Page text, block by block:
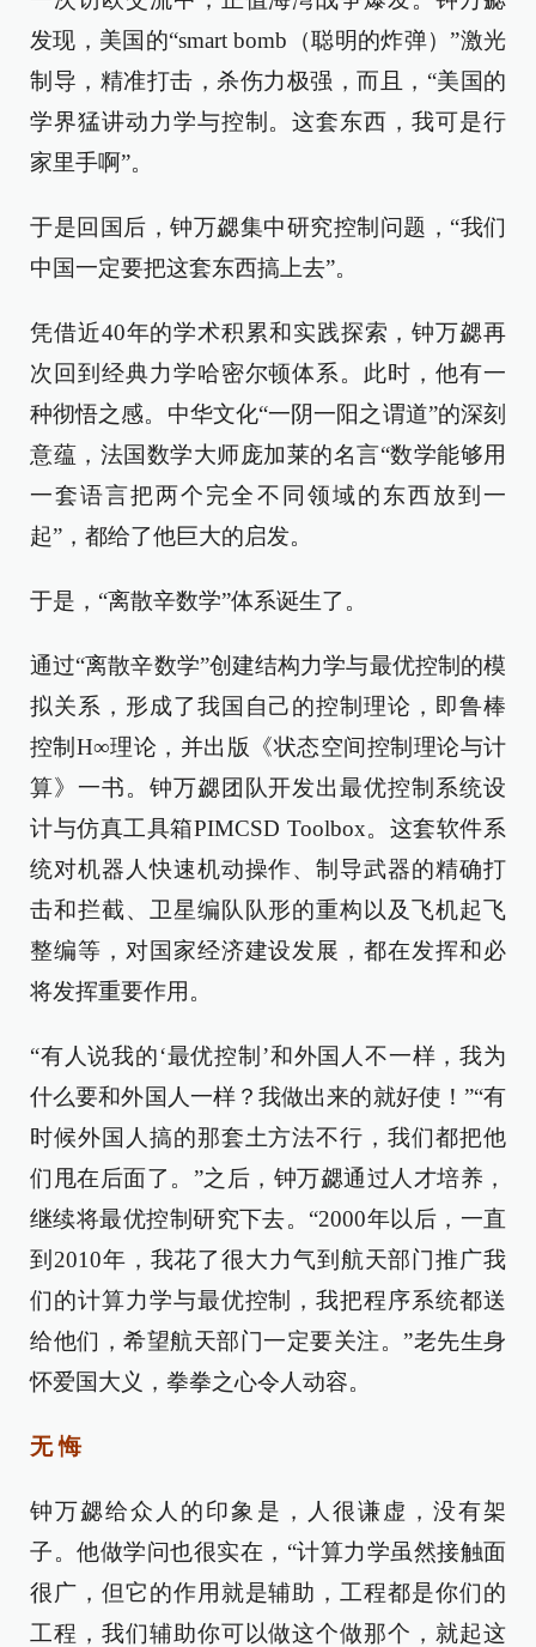
发现，美国的“smart bomb（聪明的炸弹）”激光
制导，精准打击，杀伤力极强，而且，“美国的
学界猛讲动力学与控制。这套东西，我可是行
家里手啊”。
于是回国后，钟万勰集中研究控制问题，“我们
中国一定要把这套东西搞上去”。
凭借近40年的学术积累和实践探索，钟万勰再
次回到经典力学哈密尔顿体系。此时，他有一
种彻悟之感。中华文化“一阴一阳之谓道”的深刻
意蕴，法国数学大师庞加莱的名言“数学能够用
一套语言把两个完全不同领域的东西放到一
起”，都给了他巨大的启发。
于是，“离散辛数学”体系诞生了。
通过“离散辛数学”创建结构力学与最优控制的模
拟关系，形成了我国自己的控制理论，即鲁棒
控制H∞理论，并出版《状态空间控制理论与计
算》一书。钟万勰团队开发出最优控制系统设
计与仿真工具箱PIMCSD Toolbox。这套软件系
统对机器人快速机动操作、制导武器的精确打
击和拦截、卫星编队队形的重构以及飞机起飞
整编等，对国家经济建设发展，都在发挥和必
将发挥重要作用。
“有人说我的‘最优控制’和外国人不一样，我为
什么要和外国人一样？我做出来的就好使！”“有
时候外国人搞的那套土方法不行，我们都把他
们甩在后面了。”之后，钟万勰通过人才培养，
继续将最优控制研究下去。“2000年以后，一直
到2010年，我花了很大力气到航天部门推广我
们的计算力学与最优控制，我把程序系统都送
给他们，希望航天部门一定要关注。”老先生身
怀爱国大义，拳拳之心令人动容。
无 悔
钟万勰给众人的印象是，人很谦虚，没有架
子。他做学问也很实在，“计算力学虽然接触面
很广，但它的作用就是辅助，工程都是你们的
工程，我们辅助你可以做这个做那个，就起这